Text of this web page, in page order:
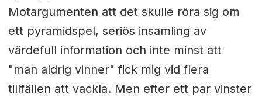
Motargumenten att det skulle röra sig om
ett pyramidspel, seriös insamling av
värdefull information och inte minst att
"man aldrig vinner" fick mig vid flera
tillfällen att vackla. Men efter ett par vinster